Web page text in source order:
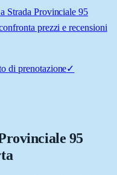
Strada Provinciale 95
prezzi e recensioni
di prenotazione✓
95